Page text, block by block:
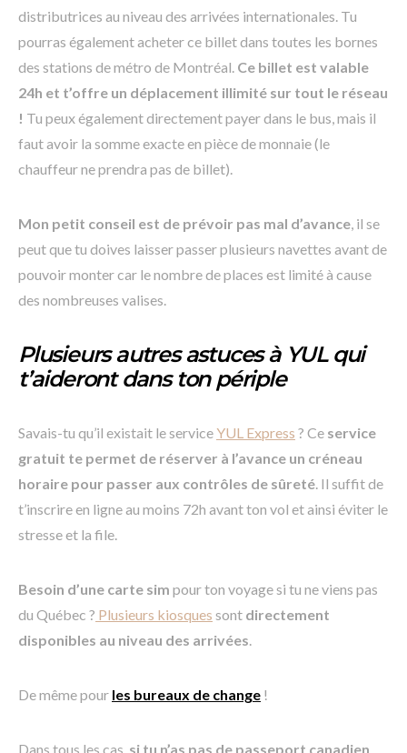
distributrices au niveau des arrivées internationales. Tu
pourras également acheter ce billet dans toutes les bornes
des stations de métro de Montréal. Ce billet est valable
24h et t’offre un déplacement illimité sur tout le réseau
! Tu peux également directement payer dans le bus, mais il
faut avoir la somme exacte en pièce de monnaie (le
chauffeur ne prendra pas de billet).
Mon petit conseil est de prévoir pas mal d’avance, il se
peut que tu doives laisser passer plusieurs navettes avant de
pouvoir monter car le nombre de places est limité à cause
des nombreuses valises.
Plusieurs autres astuces à YUL qui
t’aideront dans ton périple
Savais-tu qu’il existait le serviceYUL Express ? Ce service
gratuit te permet de réserver à l’avance un créneau
horaire pour passer aux contrôles de sûreté. Il suffit de
t’inscrire en ligne au moins 72h avant ton vol et ainsi éviter le
stresse et la file.
Besoin d’une carte sim pour ton voyage si tu ne viens pas
du Québec ? Plusieurs kiosques sont directement
disponibles au niveau des arrivées.
De même pour les bureaux de change !
Dans tous les cas, si tu n’as pas de passeport canadien